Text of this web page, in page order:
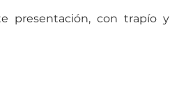
presentación, con trapío y